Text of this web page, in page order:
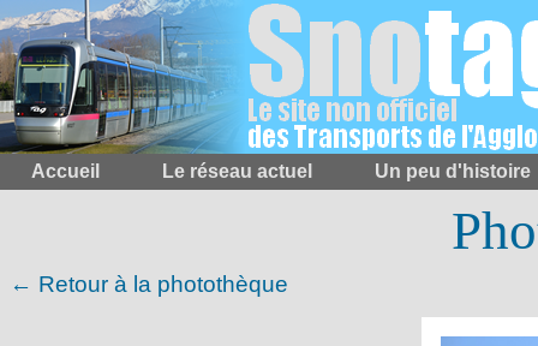
Accueil Le réseau actuel Un peu d'histoire
← Retour à la photothèque